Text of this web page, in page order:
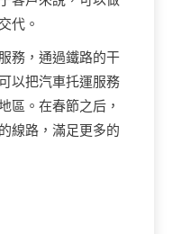
代。
務，通過鐵路的干
以把汽車托運服務
區。在春節之后，
線路，滿足更多的